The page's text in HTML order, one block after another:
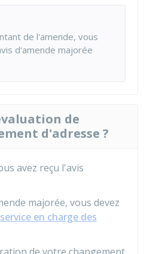
de l'amende, vous
d'amende majorée
de
d'adresse ?
avez reçu l'avis
majorée, vous devez
en charge des